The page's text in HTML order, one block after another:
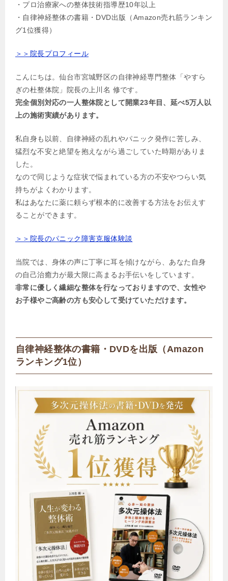
・プロ治療家への整体技術指導歴10年以上
・自律神経整体の書籍・DVD出版（Amazon売れ筋ランキン
グ1位獲得）
＞＞院長プロフィール
こんにちは。仙台市宮城野区の自律神経専門整体「やすら
ぎの杜整体院」院長の上川名 修です。
完全個別対応の一人整体院として開業23年目、延べ5万人以
上の施術実績があります。
私自身も以前、自律神経の乱れやパニック発作に苦しみ、
猛烈な不安と絶望を抱えながら過ごしていた時期がありま
した。
なので同じような症状で悩まれている方の不安やつらい気
持ちがよくわかります。
私はあなたに薬に頼らず根本的に改善する方法をお伝えす
ることができます。
＞＞院長のパニック障害克服体験談
当院では、身体の声に丁寧に耳を傾けながら、あなた自身
の自己治癒力が最大限に高まるお手伝いをしています。
非常に優しく繊細な整体を行なっておりますので、女性や
お子様やご高齢の方も安心して受けていただけます。
自律神経整体の書籍・DVDを出版（Amazon
ランキング1位）